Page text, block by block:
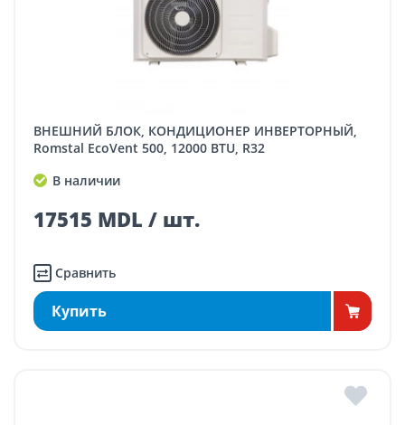
ВНЕШНИЙ БЛОК, КОНДИЦИОНЕР ИНВЕРТОРНЫЙ,
Romstal EcoVent 500, 12000 BTU, R32
В наличии
17515 MDL / шт.
Сравнить
Купить